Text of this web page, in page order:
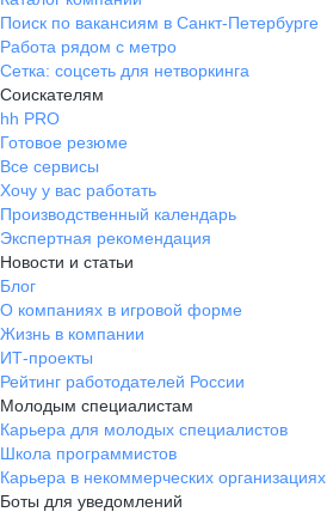
Поиск по вакансиям в Санкт-Петербурге
Работа рядом с метро
Сетка: соцсеть для нетворкинга
Соискателям
hh PRO
Готовое резюме
Все сервисы
Хочу у вас работать
Производственный календарь
Экспертная рекомендация
Новости и статьи
Блог
О компаниях в игровой форме
Жизнь в компании
ИТ-проекты
Рейтинг работодателей России
Молодым специалистам
Карьера для молодых специалистов
Школа программистов
Карьера в некоммерческих организациях
Боты для уведомлений